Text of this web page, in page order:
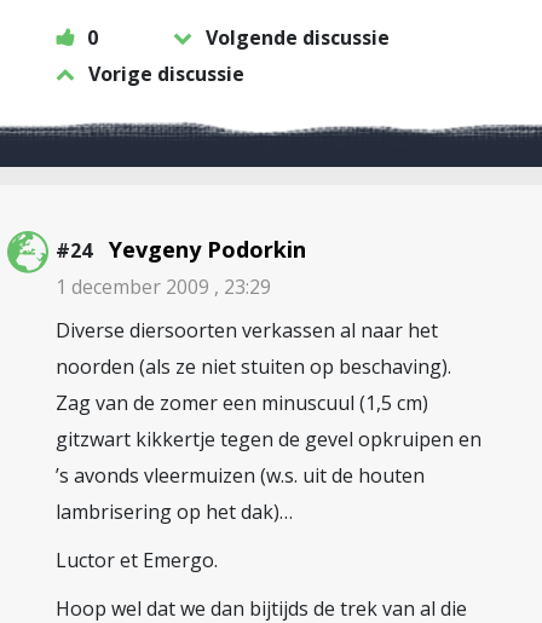
0
Volgende discussie
Vorige discussie
#24 Yevgeny Podorkin
1 december 2009 , 23:29
Diverse diersoorten verkassen al naar het
noorden (als ze niet stuiten op beschaving).
Zag van de zomer een minuscuul (1,5 cm)
gitzwart kikkertje tegen de gevel opkruipen en
’s avonds vleermuizen (w.s. uit de houten
lambrisering op het dak)…
Luctor et Emergo.
Hoop wel dat we dan bijtijds de trek van al die